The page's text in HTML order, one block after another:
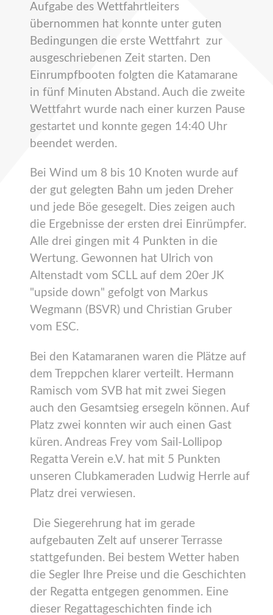
Aufgabe des Wettfahrtleiters
übernommen hat konnte unter guten
Bedingungen die erste Wettfahrt zur
ausgeschriebenen Zeit starten. Den
Einrumpfbooten folgten die Katamarane
in fünf Minuten Abstand. Auch die zweite
Wettfahrt wurde nach einer kurzen Pause
gestartet und konnte gegen 14:40 Uhr
beendet werden.
Bei Wind um 8 bis 10 Knoten wurde auf
der gut gelegten Bahn um jeden Dreher
und jede Böe gesegelt. Dies zeigen auch
die Ergebnisse der ersten drei Einrümpfer.
Alle drei gingen mit 4 Punkten in die
Wertung. Gewonnen hat Ulrich von
Altenstadt vom SCLL auf dem 20er JK
"upside down" gefolgt von Markus
Wegmann (BSVR) und Christian Gruber
vom ESC.
Bei den Katamaranen waren die Plätze auf
dem Treppchen klarer verteilt. Hermann
Ramisch vom SVB hat mit zwei Siegen
auch den Gesamtsieg ersegeln können. Auf
Platz zwei konnten wir auch einen Gast
küren. Andreas Frey vom Sail-Lollipop
Regatta Verein e.V. hat mit 5 Punkten
unseren Clubkameraden Ludwig Herrle auf
Platz drei verwiesen.
Die Siegerehrung hat im gerade
aufgebauten Zelt auf unserer Terrasse
stattgefunden. Bei bestem Wetter haben
die Segler Ihre Preise und die Geschichten
der Regatta entgegen genommen. Eine
dieser Regattageschichten finde ich